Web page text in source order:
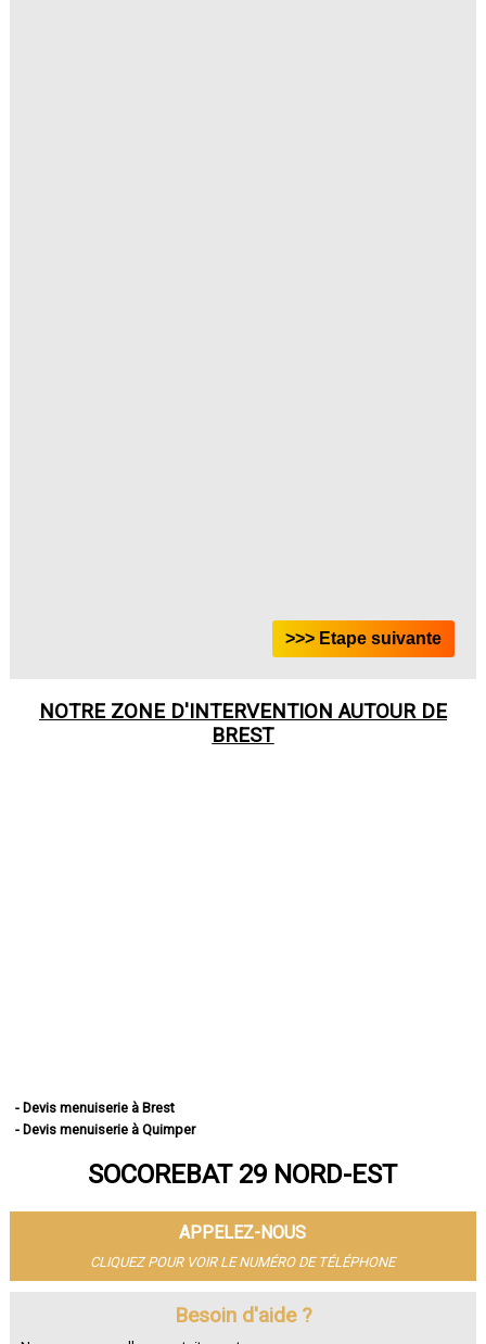
NOTRE ZONE D'INTERVENTION AUTOUR DE
BREST
- Devis menuiserie à Brest
- Devis menuiserie à Quimper
- Devis menuiserie à Morlaix
- Devis menuiserie à Landerneau
- Devis menuiserie à Guipavas
- Devis menuiserie à Plougastel-Daoulas
- Devis menuiserie à Plouzané
- Devis menuiserie à Le Relecq-Kerhuon
SOCOREBAT 29 NORD-EST
APPELEZ-NOUS
CLIQUEZ POUR VOIR LE NUMÉRO DE TÉLÉPHONE
Besoin d'aide ?